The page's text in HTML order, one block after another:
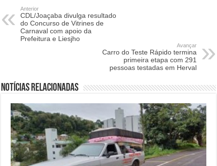
Anterior
CDL/Joaçaba divulga resultado
do Concurso de Vitrines de
Carnaval com apoio da
Prefeitura e Liesjho
Avançar
Carro do Teste Rápido termina
primeira etapa com 291
pessoas testadas em Herval
Notícias relacionadas